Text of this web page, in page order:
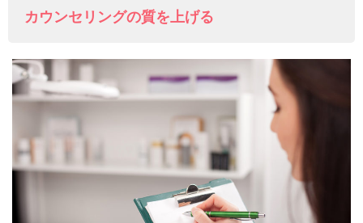
カウンセリングの質を上げる